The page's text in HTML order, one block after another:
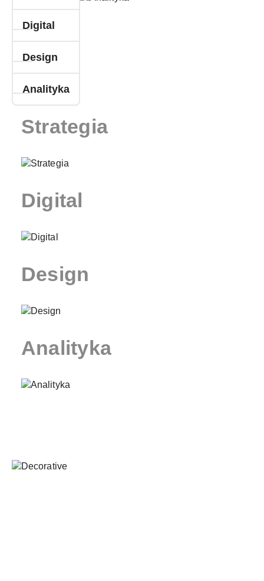
Digital
Design
Analityka
Strategia
Digital
Design
Analityka